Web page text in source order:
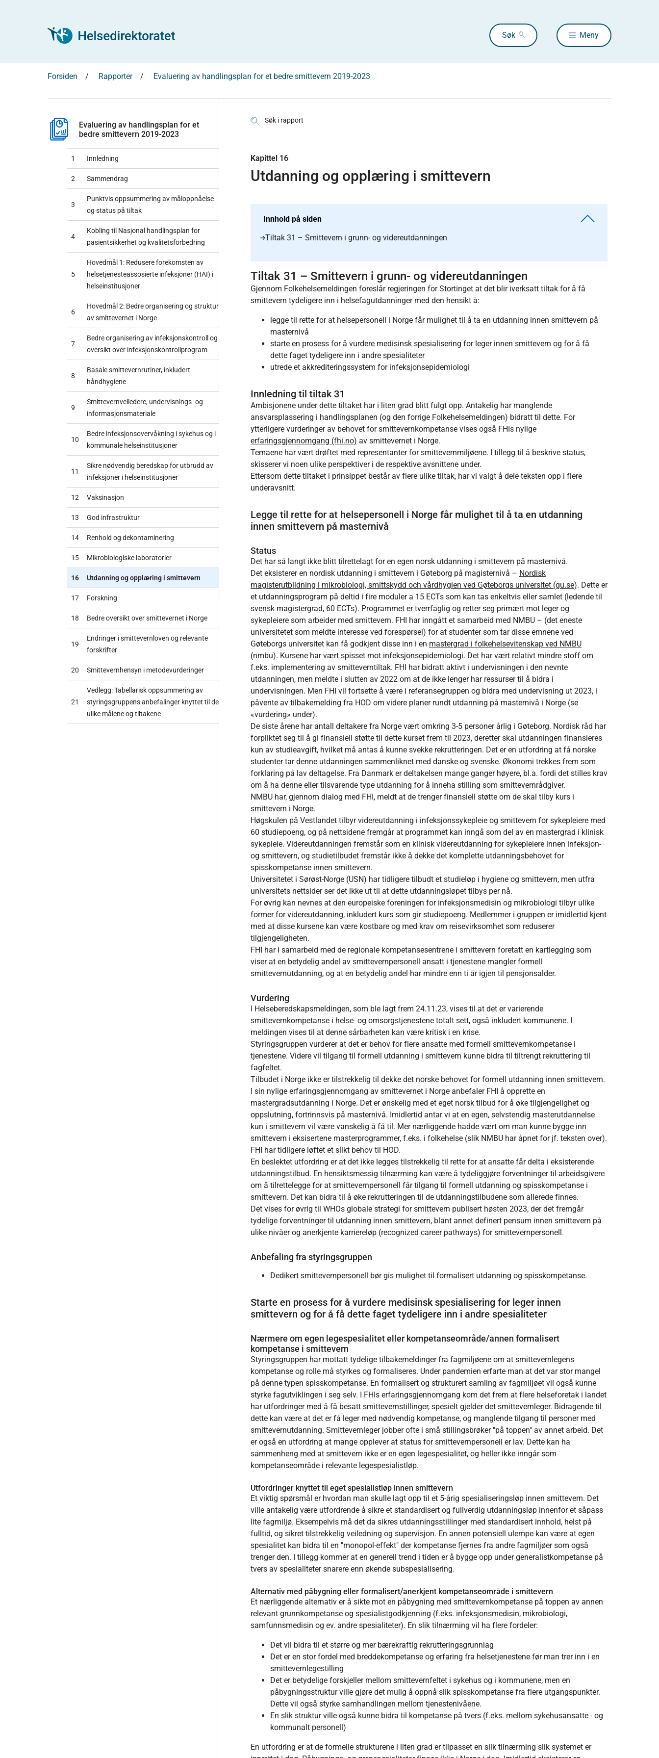
Søk Meny
Forsiden Rapporter Evaluering av handlingsplan for et bedre smittevern 2019-2023
Evaluering av handlingsplan for et
bedre smittevern 2019-2023
1 Innledning
2 Sammendrag
3
Punktvis oppsummering av måloppnåelse
og status på tiltak
4
Kobling til Nasjonal handlingsplan for
pasientsikkerhet og kvalitetsforbedring
5
Hovedmål 1: Redusere forekomsten av
helsetjenesteassosierte infeksjoner (HAI) i
helseinstitusjoner
6
Hovedmål 2: Bedre organisering og struktur
av smittevernet i Norge
7
Bedre organisering av infeksjonskontroll og
oversikt over infeksjonskontrollprogram
8
Basale smittevernrutiner, inkludert
håndhygiene
9
Smittevernveiledere, undervisnings- og
informasjonsmateriale
10
Bedre infeksjonsovervåkning i sykehus og i
kommunale helseinstitusjoner
11
Sikre nødvendig beredskap for utbrudd av
infeksjoner i helseinstitusjoner
12 Vaksinasjon
13 God infrastruktur
14 Renhold og dekontaminering
15 Mikrobiologiske laboratorier
16 Utdanning og opplæring i smittevern
17 Forskning
18 Bedre oversikt over smittevernet i Norge
19
Endringer i smittevernloven og relevante
forskrifter
20 Smittevernhensyn i metodevurderinger
21
Vedlegg: Tabellarisk oppsummering av
styringsgruppens anbefalinger knyttet til de
ulike målene og tiltakene
Søk i rapport
Kapittel 16
Utdanning og opplæring i smittevern
Innhold på siden
Tiltak 31 – Smittevern i grunn- og videreutdanningen
Tiltak 31 – Smittevern i grunn- og videreutdanningen
Gjennom Folkehelsemeldingen foreslår regjeringen for Stortinget at det blir iverksatt tiltak for å få
smittevern tydeligere inn i helsefagutdanninger med den hensikt å:
legge til rette for at helsepersonell i Norge får mulighet til å ta en utdanning innen smittevern på
masternivå
starte en prosess for å vurdere medisinsk spesialisering for leger innen smittevern og for å få
dette faget tydeligere inn i andre spesialiteter
utrede et akkrediteringssystem for infeksjonsepidemiologi
Innledning til tiltak 31
Ambisjonene under dette tiltaket har i liten grad blitt fulgt opp. Antakelig har manglende
ansvarsplassering i handlingsplanen (og den forrige Folkehelsemeldingen) bidratt til dette. For
ytterligere vurderinger av behovet for smittevernkompetanse vises også FHIs nylige
erfaringsgjennomgang (fhi.no) av smittevernet i Norge.
Temaene har vært drøftet med representanter for smittevernmiljøene. I tillegg til å beskrive status,
skisserer vi noen ulike perspektiver i de respektive avsnittene under.
Ettersom dette tiltaket i prinsippet består av flere ulike tiltak, har vi valgt å dele teksten opp i flere
underavsnitt.
Legge til rette for at helsepersonell i Norge får mulighet til å ta en utdanning
innen smittevern på masternivå
Status
Det har så langt ikke blitt tilrettelagt for en egen norsk utdanning i smittevern på masternivå.
Det eksisterer en nordisk utdanning i smittevern i Gøteborg på magisternivå – Nordisk
magisterutbildning i mikrobiologi, smittskydd och vårdhygien ved Gøteborgs universitet (gu.se). Dette er
et utdanningsprogram på deltid i fire moduler a 15 ECTs som kan tas enkeltvis eller samlet (ledende til
svensk magistergrad, 60 ECTs). Programmet er tverrfaglig og retter seg primært mot leger og
sykepleiere som arbeider med smittevern. FHI har inngått et samarbeid med NMBU – (det eneste
universitetet som meldte interesse ved forespørsel) for at studenter som tar disse emnene ved
Gøteborgs universitet kan få godkjent disse inn i en mastergrad i folkehelsevitenskap ved NMBU
(nmbu). Kursene har vært spisset mot infeksjonsepidemiologi. Det har vært relativt mindre stoff om
f.eks. implementering av smitteverntiltak. FHI har bidratt aktivt i undervisningen i den nevnte
utdanningen, men meldte i slutten av 2022 om at de ikke lenger har ressurser til å bidra i
undervisningen. Men FHI vil fortsette å være i referansegruppen og bidra med undervisning ut 2023, i
påvente av tilbakemelding fra HOD om videre planer rundt utdanning på masternivå i Norge (se
«vurdering» under).
De siste årene har antall deltakere fra Norge vært omkring 3-5 personer årlig i Gøteborg. Nordisk råd har
forpliktet seg til å gi finansiell støtte til dette kurset frem til 2023, deretter skal utdanningen finansieres
kun av studieavgift, hvilket må antas å kunne svekke rekrutteringen. Det er en utfordring at få norske
studenter tar denne utdanningen sammenliknet med danske og svenske. Økonomi trekkes frem som
forklaring på lav deltagelse. Fra Danmark er deltakelsen mange ganger høyere, bl.a. fordi det stilles krav
om å ha denne eller tilsvarende type utdanning for å inneha stilling som smittevernrådgiver.
NMBU har, gjennom dialog med FHI, meldt at de trenger finansiell støtte om de skal tilby kurs i
smittevern i Norge.
Høgskulen på Vestlandet tilbyr videreutdanning i infeksjonssykepleie og smittevern for sykepleiere med
60 studiepoeng, og på nettsidene fremgår at programmet kan inngå som del av en mastergrad i klinisk
sykepleie. Videreutdanningen fremstår som en klinisk videreutdanning for sykepleiere innen infeksjon-
og smittevern, og studietilbudet fremstår ikke å dekke det komplette utdanningsbehovet for
spisskompetanse innen smittevern.
Universitetet i Sørøst-Norge (USN) har tidligere tilbudt et studieløp i hygiene og smittevern, men utfra
universitets nettsider ser det ikke ut til at dette utdanningsløpet tilbys per nå.
For øvrig kan nevnes at den europeiske foreningen for infeksjonsmedisin og mikrobiologi tilbyr ulike
former for videreutdanning, inkludert kurs som gir studiepoeng. Medlemmer i gruppen er imidlertid kjent
med at disse kursene kan være kostbare og med krav om reisevirksomhet som reduserer
tilgjengeligheten.
FHI har i samarbeid med de regionale kompetansesentrene i smittevern foretatt en kartlegging som
viser at en betydelig andel av smittevernpersonell ansatt i tjenestene mangler formell
smittevernutdanning, og at en betydelig andel har mindre enn ti år igjen til pensjonsalder.
Vurdering
I Helseberedskapsmeldingen, som ble lagt frem 24.11.23, vises til at det er varierende
smittevernkompetanse i helse- og omsorgstjenestene totalt sett, også inkludert kommunene. I
meldingen vises til at denne sårbarheten kan være kritisk i en krise.
Styringsgruppen vurderer at det er behov for flere ansatte med formell smittevernkompetanse i
tjenestene. Videre vil tilgang til formell utdanning i smittevern kunne bidra til tiltrengt rekruttering til
fagfeltet.
Tilbudet i Norge ikke er tilstrekkelig til dekke det norske behovet for formell utdanning innen smittevern.
I sin nylige erfaringsgjennomgang av smittevernet i Norge anbefaler FHI å opprette en
mastergradsutdanning i Norge. Det er ønskelig med et eget norsk tilbud for å øke tilgjengelighet og
oppslutning, fortrinnsvis på masternivå. Imidlertid antar vi at en egen, selvstendig masterutdannelse
kun i smittevern vil være vanskelig å få til. Mer nærliggende hadde vært om man kunne bygge inn
smittevern i eksisertene masterprogrammer, f.eks. i folkehelse (slik NMBU har åpnet for jf. teksten over).
FHI har tidligere løftet et slikt behov til HOD.
En beslektet utfordring er at det ikke legges tilstrekkelig til rette for at ansatte får delta i eksisterende
utdanningstilbud. En hensiktsmessig tilnærming kan være å tydeliggjøre forventninger til arbeidsgivere
om å tilrettelegge for at smittevernpersonell får tilgang til formell utdanning og spisskompetanse i
smittevern. Det kan bidra til å øke rekrutteringen til de utdanningstilbudene som allerede finnes.
Det vises for øvrig til WHOs globale strategi for smittevern publisert høsten 2023, der det fremgår
tydelige forventninger til utdanning innen smittevern, blant annet definert pensum innen smittevern på
ulike nivåer og anerkjente karriereløp (recognized career pathways) for smittevernpersonell.
Anbefaling fra styringsgruppen
Dedikert smittevernpersonell bør gis mulighet til formalisert utdanning og spisskompetanse.
Starte en prosess for å vurdere medisinsk spesialisering for leger innen
smittevern og for å få dette faget tydeligere inn i andre spesialiteter
Nærmere om egen legespesialitet eller kompetanseområde/annen formalisert
kompetanse i smittevern
Styringsgruppen har mottatt tydelige tilbakemeldinger fra fagmiljøene om at smittevernlegens
kompetanse og rolle må styrkes og formaliseres. Under pandemien erfarte man at det var stor mangel
på denne typen spisskompetanse. En formalisert og strukturert samling av fagmiljøet vil også kunne
styrke fagutviklingen i seg selv. I FHIs erfaringsgjennomgang kom det frem at flere helseforetak i landet
har utfordringer med å få besatt smittevernstillinger, spesielt gjelder det smittevernleger. Bidragende til
dette kan være at det er få leger med nødvendig kompetanse, og manglende tilgang til personer med
smittevernutdanning. Smittevernleger jobber ofte i små stillingsbrøker "på toppen" av annet arbeid. Det
er også en utfordring at mange opplever at status for smittevernpersonell er lav. Dette kan ha
sammenheng med at smittevern ikke er en egen legespesialitet, og heller ikke inngår som
kompetanseområde i relevante legespesialistløp.
Utfordringer knyttet til eget spesialistløp innen smittevern
Et viktig spørsmål er hvordan man skulle lagt opp til et 5-årig spesialiseringsløp innen smittevern. Det
ville antakelig være utfordrende å sikre et standardisert og fullverdig utdanningsløp innenfor et såpass
lite fagmiljø. Eksempelvis må det da sikres utdanningsstillinger med standardisert innhold, helst på
fulltid, og sikret tilstrekkelig veiledning og supervisjon. En annen potensiell ulempe kan være at egen
spesialitet kan bidra til en "monopol-effekt" der kompetanse fjernes fra andre fagmiljøer som også
trenger den. I tillegg kommer at en generell trend i tiden er å bygge opp under generalistkompetanse på
tvers av spesialiteter snarere enn økende subspesialisering.
Alternativ med påbygning eller formalisert/anerkjent kompetanseområde i smittevern
Et nærliggende alternativ er å sikte mot en påbygning med smittevernkompetanse på toppen av annen
relevant grunnkompetanse og spesialistgodkjenning (f.eks. infeksjonsmedisin, mikrobiologi,
samfunnsmedisin og ev. andre spesialiteter). En slik tilnærming vil ha flere fordeler:
Det vil bidra til et større og mer bærekraftig rekrutteringsgrunnlag
Det er en stor fordel med breddekompetanse og erfaring fra helsetjenestene før man trer inn i en
smittevernlegestilling
Det er betydelige forskjeller mellom smittevernfeltet i sykehus og i kommunene, men en
påbygningsstruktur ville gjøre det mulig å oppnå slik spisskompetanse fra flere utgangspunkter.
Dette vil også styrke samhandlingen mellom tjenestenivåene.
En slik struktur ville også kunne bidra til kompetanse på tvers (f.eks. mellom sykehusansatte - og
kommunalt personell)
En utfordring er at de formelle strukturene i liten grad er tilpasset en slik tilnærming slik systemet er